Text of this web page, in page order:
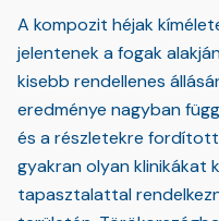
A kompozit héjak
jelentenek a fogak
kisebb rendellenes
eredménye nagyban
és a részletekre
gyakran olyan klinikákat
tapasztalattal